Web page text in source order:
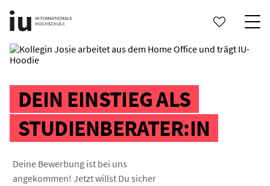
DEIN EINSTIEG ALS
STUDIENBERATER:IN
Deine Bewerbung ist bei uns
angekommen! Jetzt willst Du sicher